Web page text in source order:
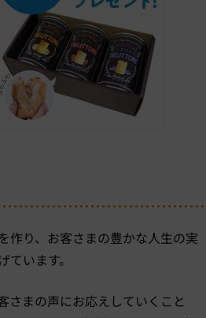
作り、お客さまの豊かな人生の実
います。
さまの声にお応えしていくこと